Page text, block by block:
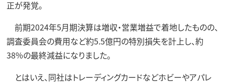
正が発覚。
前期2024年5月期決算は増収・営業増益で着地したものの、
調査委員会の費用など約5.5億円の特別損失を計上し、約
38%の最終減益になりました。
とはいえ、同社はトレーディングカードなどホビーやアパレ